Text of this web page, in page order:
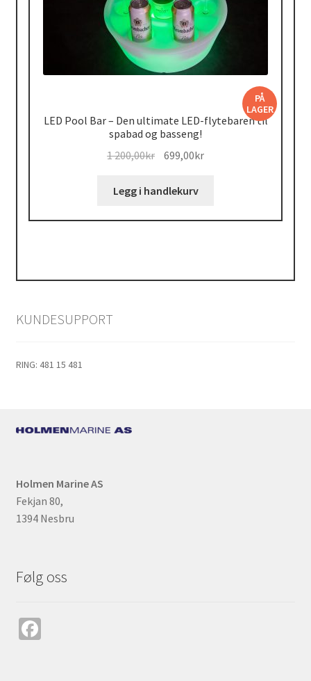
PÅ
LAGER
LED Pool Bar – Den ultimate LED-flytebaren til
spabad og basseng!
1 200,00kr
Opprinnelig
var:
200,00kr.
699,00krNåværende
Legg i handlekurv
KUNDESUPPORT
RING: 481 15 481
Holmen Marine AS
Fekjan 80,
1394 Nesbru
Følg oss